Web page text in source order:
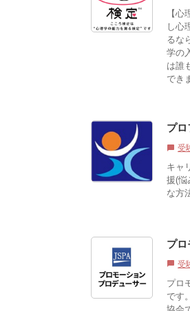
【
し心
るな
学の
は誰
でき
プ
chat_bubble 受
キャ
援(悩
な方
プ
chat_bubble 受
プロ
です